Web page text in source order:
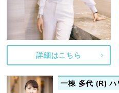
詳細はこちら
一棟 多代 (R) ハ